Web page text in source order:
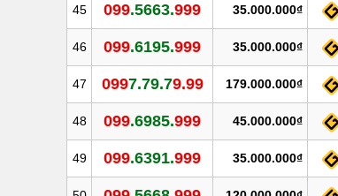
45 099.5663.999 35.000.000₫
46 099.6195.999 35.000.000₫
47 0997.79.79.99 179.000.000₫
48 099.6985.999 45.000.000₫
49 099.6391.999 35.000.000₫